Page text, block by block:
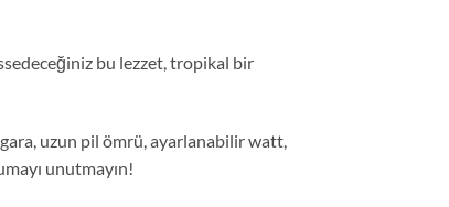
bu lezzet, tropikal bir
uzun pil ömrü, ayarlanabilir watt,
unutmayın!